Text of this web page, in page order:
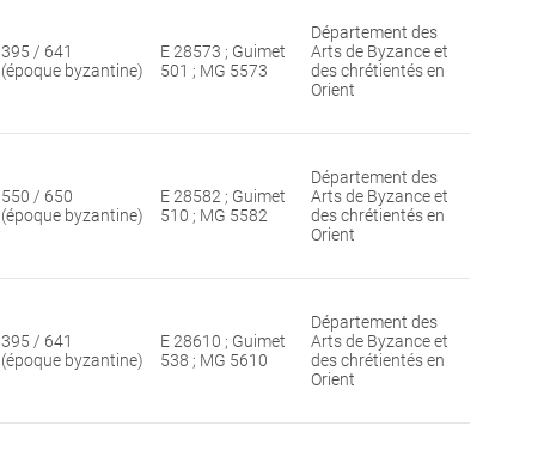
395 / 641
(époque byzantine)
E 28573 ; Guimet
501 ; MG 5573
Département des
Arts de Byzance et
des chrétientés en
Orient
550 / 650
(époque byzantine)
E 28582 ; Guimet
510 ; MG 5582
Département des
Arts de Byzance et
des chrétientés en
Orient
395 / 641
(époque byzantine)
E 28610 ; Guimet
538 ; MG 5610
Département des
Arts de Byzance et
des chrétientés en
Orient